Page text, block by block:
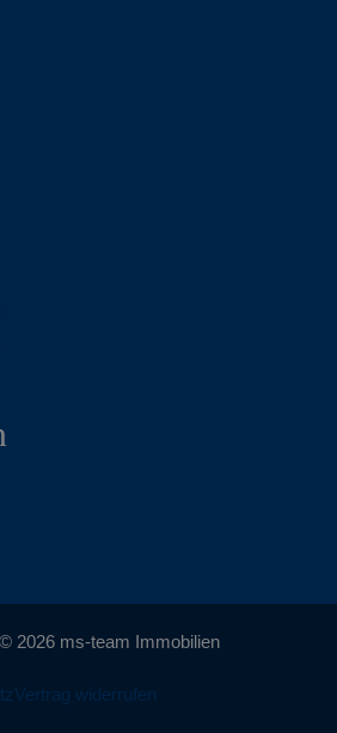
2026 ms-team Immobilien
Vertrag widerrufen